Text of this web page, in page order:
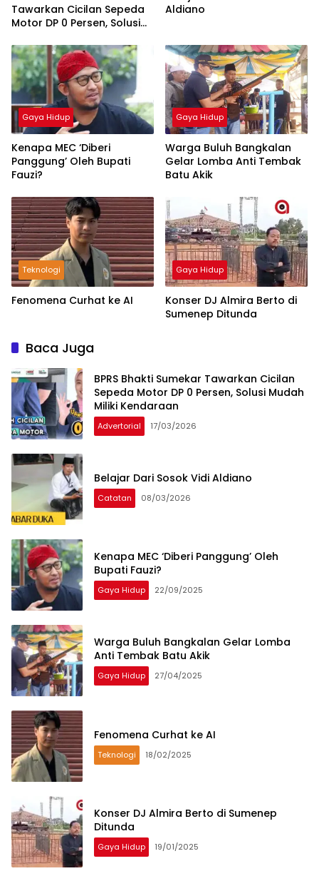
Tawarkan Cicilan Sepeda
Motor DP 0 Persen, Solusi
Aldiano
Gaya Hidup
Kenapa MEC ‘Diberi
Panggung’ Oleh Bupati
Fauzi?
Gaya Hidup
Warga Buluh Bangkalan
Gelar Lomba Anti Tembak
Batu Akik
Teknologi
Fenomena Curhat ke AI
Gaya Hidup
Konser DJ Almira Berto di
Sumenep Ditunda
Baca Juga
BPRS Bhakti Sumekar Tawarkan Cicilan
Sepeda Motor DP 0 Persen, Solusi Mudah
Miliki Kendaraan
Advertorial 17/03/2026
Belajar Dari Sosok Vidi Aldiano
Catatan 08/03/2026
Kenapa MEC ‘Diberi Panggung’ Oleh
Bupati Fauzi?
Gaya Hidup 22/09/2025
Warga Buluh Bangkalan Gelar Lomba
Anti Tembak Batu Akik
Gaya Hidup 27/04/2025
Fenomena Curhat ke AI
Teknologi 18/02/2025
Konser DJ Almira Berto di Sumenep
Ditunda
Gaya Hidup 19/01/2025